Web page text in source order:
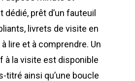
prêt d’un fauteuil
livrets de visite en
lire et à comprendre. Un
à la visite est disponible
titré ainsi qu’une boucle